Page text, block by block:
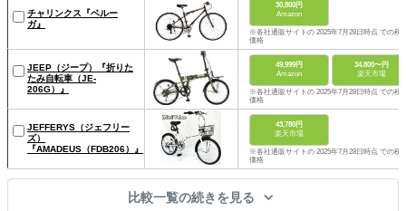
チャリンクス『ベルー
ガ』
30,800円
Amazon
※各社通販サイトの 2025年7月28日時点 での税
価格
JEEP（ジープ）『折りた
たみ自転車（JE-
206G）』
49,999円
Amazon
34,800〜円
楽天市場
※各社通販サイトの 2025年7月28日時点 での税
価格
JEFFERYS（ジェフリー
ズ）
『AMADEUS（FDB206）』
43,780円
楽天市場
※各社通販サイトの 2025年7月28日時点 での税
価格
比較一覧の続きを見る